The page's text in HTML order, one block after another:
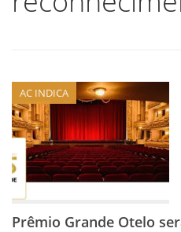
AC INDICA
Prêmio Grande Otelo